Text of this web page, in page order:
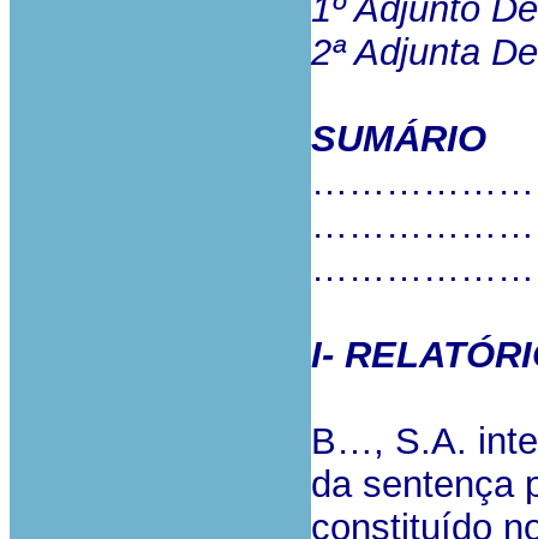
1º Adjunto
2ª Adjunta
SUMÁRIO
I-
B…, S.A.
da sentença
constituído